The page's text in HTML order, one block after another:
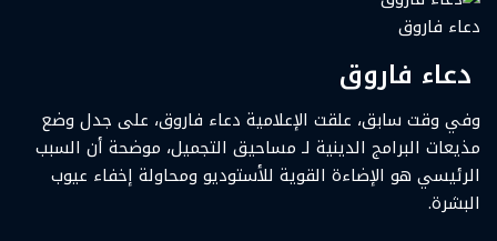
دعاء فاروق
دعاء فاروق
وفي وقت سابق، علقت الإعلامية دعاء فاروق، على جدل وضع
مذيعات البرامج الدينية لـ مساحيق التجميل، موضحة أن السبب
الرئيسي هو الإضاءة القوية للأستوديو ومحاولة إخفاء عيوب
البشرة.